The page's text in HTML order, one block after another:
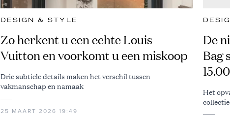
DESIGN & STYLE
Zo herkent u een echte Louis
Vuitton en voorkomt u een miskoop
Drie subtiele details maken het verschil tussen
vakmanschap en namaak
25 MAART 2026 19:49
De
Bag
Het